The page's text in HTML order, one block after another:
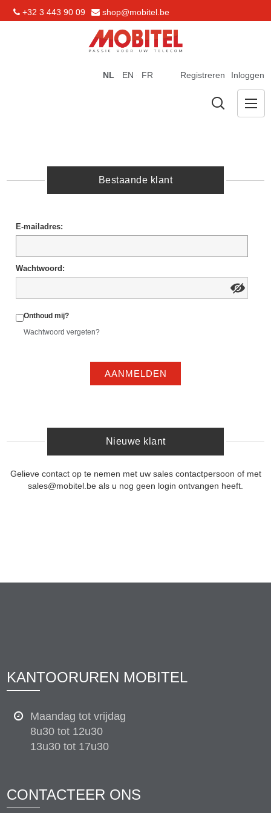
+32 3 443 90 09 shop@mobitel.be
Registreren Inloggen
NL EN FR
Bestaande klant
E-mailadres:
Wachtwoord:
Onthoud mij?
Wachtwoord vergeten?
AANMELDEN
Nieuwe klant
Gelieve contact op te nemen met uw sales contactpersoon of met
sales@mobitel.be als u nog geen login ontvangen heeft.
KANTOORUREN MOBITEL
Maandag tot vrijdag
8u30 tot 12u30
13u30 tot 17u30
CONTACTEER ONS